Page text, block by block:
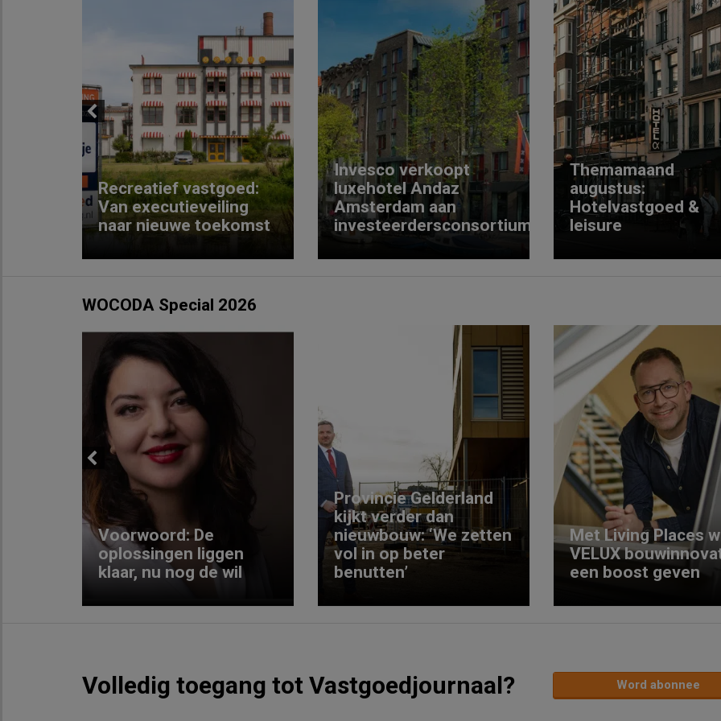
Previous
Recreatief vastgoed:
Van executieveiling
naar nieuwe toekomst
Invesco verkoopt
luxehotel Andaz
Amsterdam aan
investeerdersconsortium
Themamaand
augustus:
Hotelvastgoed &
leisure
WOCODA Special 2026
Previous
Voorwoord: De
oplossingen liggen
klaar, nu nog de wil
Provincie Gelderland
kijkt verder dan
nieuwbouw: ‘We zetten
vol in op beter
benutten’
Met Living Places
VELUX
een boost geven
Volledig toegang tot Vastgoedjournaal? Word abonnee